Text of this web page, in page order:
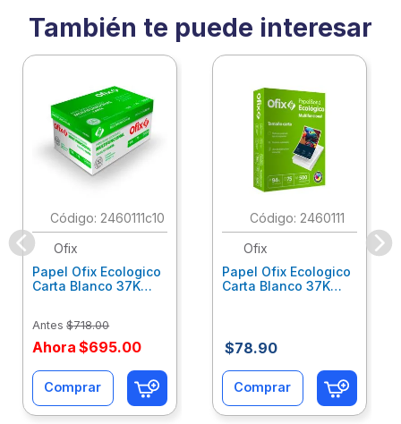
También te puede interesar
: 2460111c10
Ofix
Papel Ofix Ecologico
Carta Blanco 37K
Antes $718.00
Ahora $695.00
Comprar
: 2460111
Ofix
Papel Ofix Ecologico
Carta Blanco 37K
$78.90
Comprar